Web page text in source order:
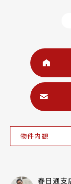
物件内観
春日通支